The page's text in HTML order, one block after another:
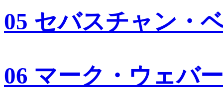
05 セバスチャン・
06 マーク・ウェバー